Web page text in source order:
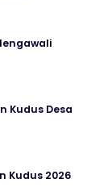
Kudus Desa
Kudus 2026